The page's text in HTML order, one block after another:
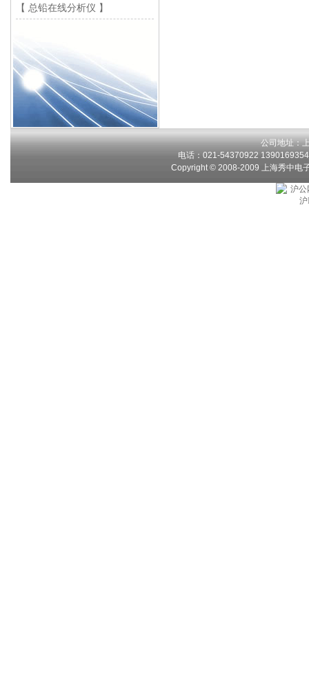
【 总铅在线分析仪 】
公司地址：
电话：021-54370922
Copyright © 2008-2009 上海秀中电
沪公
沪